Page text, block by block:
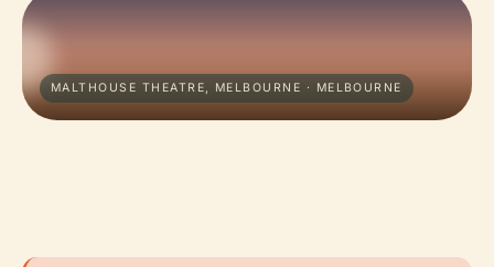
MALTHOUSE THEATRE, MELBOURNE · MELBOURNE